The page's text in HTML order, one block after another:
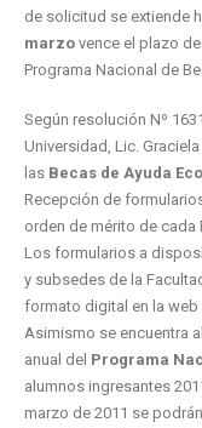
de solicitud se extiende
marzo vence el plazo
Programa Nacional de
Según resolución Nº
Universidad, Lic.
las Becas de Ayuda
Recepción de
orden de mérito de cada
Los formularios a
y subsedes de la
formato digital en la web
Asimismo se encuentra
anual del Programa
alumnos ingresantes
marzo de 2011 se